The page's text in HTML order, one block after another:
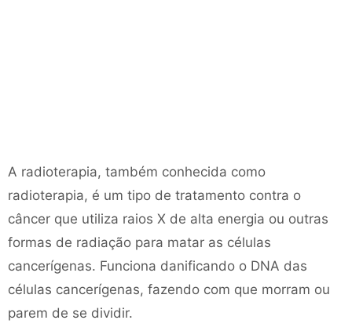
A radioterapia, também conhecida como
radioterapia, é um tipo de tratamento contra o
câncer que utiliza raios X de alta energia ou outras
formas de radiação para matar as células
cancerígenas. Funciona danificando o DNA das
células cancerígenas, fazendo com que morram ou
parem de se dividir.